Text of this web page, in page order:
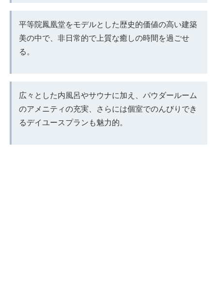
平等院鳳凰堂をモデルとした歴史的価値の高い建築
美の中で、非日常的で上質な癒しの時間を過ごせ
る。
広々とした内風呂やサウナに加え、パウダールーム
のアメニティの充実、さらには個室でのんびりでき
るデイユースプランも魅力的。